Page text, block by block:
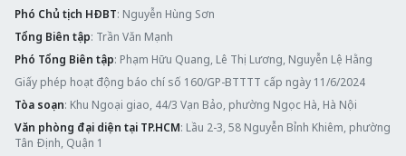
Phó Chủ tịch HĐBT: Nguyễn Hùng Sơn
Tổng Biên tập: Trần Văn Mạnh
Phó Tổng Biên tập: Phạm Hữu Quang, Lê Thị Lương, Nguyễn Lệ Hằng
Giấy phép hoạt động báo chí số 160/GP-BTTTT cấp ngày 11/6/2024
Tòa soạn: Khu Ngoại giao, 44/3 Vạn Bảo, phường Ngọc Hà, Hà Nội
Văn phòng đại diện tại TP.HCM: Lầu 2-3, 58 Nguyễn Bỉnh Khiêm, phường
Tân Định, Quận 1